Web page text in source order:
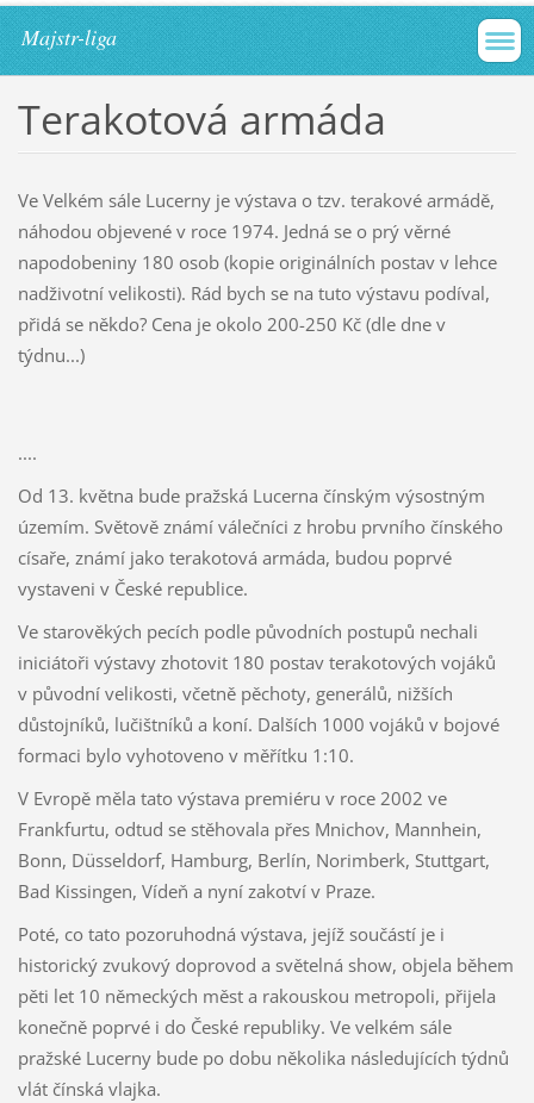
Majstr-liga
Terakotová armáda
Ve Velkém sále Lucerny je výstava o tzv. terakové armádě,
náhodou objevené v roce 1974. Jedná se o prý věrné
napodobeniny 180 osob (kopie originálních postav v lehce
nadživotní velikosti). Rád bych se na tuto výstavu podíval,
přidá se někdo? Cena je okolo 200-250 Kč (dle dne v
týdnu...)
....
Od 13. května bude pražská Lucerna čínským výsostným
územím. Světově známí válečníci z hrobu prvního čínského
císaře, známí jako terakotová armáda, budou poprvé
vystaveni v České republice.
Ve starověkých pecích podle původních postupů nechali
iniciátoři výstavy zhotovit 180 postav terakotových vojáků
v původní velikosti, včetně pěchoty, generálů, nižších
důstojníků, lučištníků a koní. Dalších 1000 vojáků v bojové
formaci bylo vyhotoveno v měřítku 1:10.
V Evropě měla tato výstava premiéru v roce 2002 ve
Frankfurtu, odtud se stěhovala přes Mnichov, Mannhein,
Bonn, Düsseldorf, Hamburg, Berlín, Norimberk, Stuttgart,
Bad Kissingen, Vídeň a nyní zakotví v Praze.
Poté, co tato pozoruhodná výstava, jejíž součástí je i
historický zvukový doprovod a světelná show, objela během
pěti let 10 německých měst a rakouskou metropoli, přijela
konečně poprvé i do České republiky. Ve velkém sále
pražské Lucerny bude po dobu několika následujících týdnů
vlát čínská vlajka.